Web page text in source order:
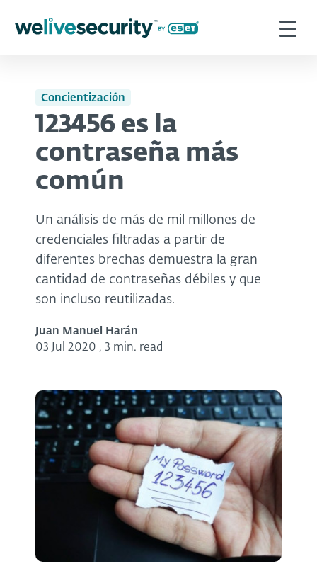
Concientización
123456 es la
contraseña más
común
Un análisis de más de mil millones de
credenciales filtradas a partir de
diferentes brechas demuestra la gran
cantidad de contraseñas débiles y que
son incluso reutilizadas.
Juan Manuel Harán
03 Jul 2020 , 3 min. read